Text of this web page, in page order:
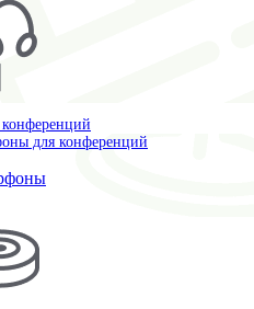
для конференций